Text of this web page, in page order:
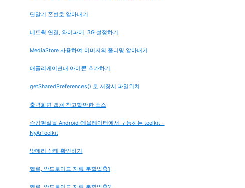
단말기 폰번호 알아내기
네트웍 연결, 와이파이, 3G 설정하기
MediaStore 사용하여 이미지의 폴더명 알아내기
애플리케이션내 아이콘 추가하기
getSharedPreferences() 로 저장시 파일위치
출력화면 캡쳐 참고할만한 소스
증감현실을 Android 에뮬레이터에서 구동하는 toolkit -
NyArToolkit
밧데리 상태 확인하기
헬로, 안드로이드 자료 분할압축1